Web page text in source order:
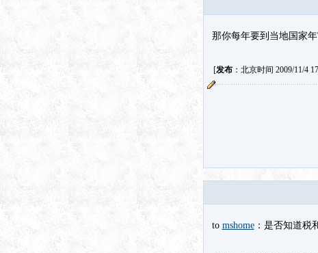
那你每年要到当地国家
[发布：北京时间 2009/11/4
to mshome：是否知道税